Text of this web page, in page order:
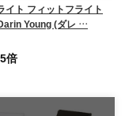
イト フィットフライト
Young (ダレ …
倍